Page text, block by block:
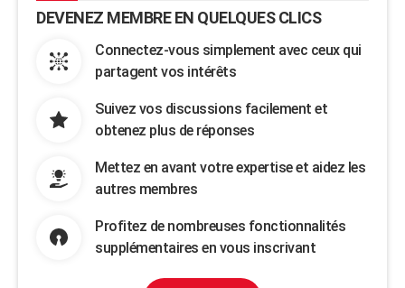
DEVENEZ MEMBRE EN QUELQUES CLICS
Connectez-vous simplement avec ceux qui
partagent vos intérêts
Suivez vos discussions facilement et
obtenez plus de réponses
Mettez en avant votre expertise et aidez les
autres membres
Profitez de nombreuses fonctionnalités
supplémentaires en vous inscrivant